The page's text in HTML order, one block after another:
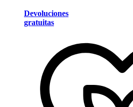
Devoluciones
gratuitas